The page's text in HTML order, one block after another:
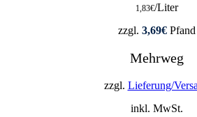
1,83€/Liter
zzgl. 3,69€Pfand
Mehrweg
zzgl. Lieferung/
inkl. MwSt.